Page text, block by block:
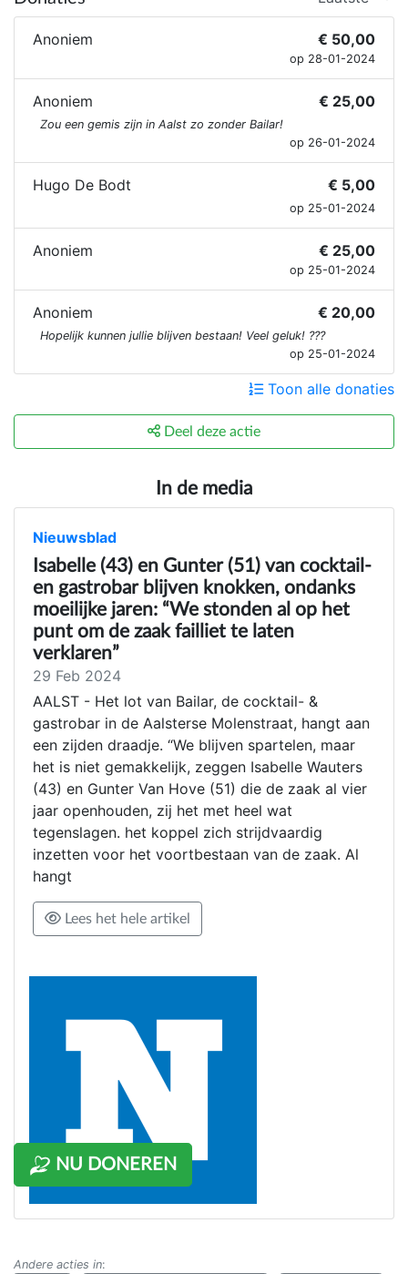
NU DONEREN
Anoniem € 50,00
op 28-01-2024
Anoniem € 25,00
Zou een gemis zijn in Aalst zo zonder Bailar!
op 26-01-2024
Hugo De Bodt € 5,00
op 25-01-2024
Anoniem € 25,00
op 25-01-2024
Anoniem € 20,00
Hopelijk kunnen jullie blijven bestaan! Veel geluk! ???
op 25-01-2024
Toon alle donaties
Deel deze actie
In de media
Nieuwsblad
Isabelle (43) en Gunter (51) van cocktail-
en gastrobar blijven knokken, ondanks
moeilijke jaren: “We stonden al op het
punt om de zaak failliet te laten
verklaren”
29 Feb 2024
AALST - Het lot van Bailar, de cocktail- &
gastrobar in de Aalsterse Molenstraat, hangt aan
een zijden draadje. “We blijven spartelen, maar
het is niet gemakkelijk, zeggen Isabelle Wauters
(43) en Gunter Van Hove (51) die de zaak al vier
jaar openhouden, zij het met heel wat
tegenslagen. het koppel zich strijdvaardig
inzetten voor het voortbestaan van de zaak. Al
hangt
Lees het hele artikel
Andere acties in: